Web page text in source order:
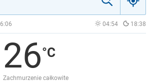
6:06 04:54 18:38
26
Zachmurzenie całkowite